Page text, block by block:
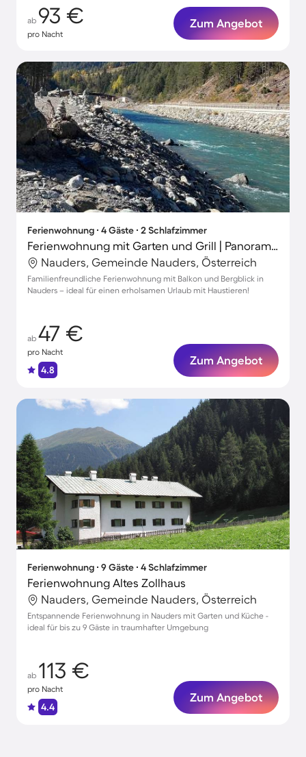
ab 93 €
pro Nacht
Zum Angebot
Ferienwohnung ∙ 4 Gäste ∙ 2 Schlafzimmer
Ferienwohnung mit Garten und Grill | Panoramablick
Nauders, Gemeinde Nauders, Österreich
Familienfreundliche Ferienwohnung mit Balkon und Bergblick in
Nauders – ideal für einen erholsamen Urlaub mit Haustieren!
ab 47 €
pro Nacht
4.8
Zum Angebot
Ferienwohnung ∙ 9 Gäste ∙ 4 Schlafzimmer
Ferienwohnung Altes Zollhaus
Nauders, Gemeinde Nauders, Österreich
Entspannende Ferienwohnung in Nauders mit Garten und Küche -
ideal für bis zu 9 Gäste in traumhafter Umgebung
ab 113 €
pro Nacht
4.4
Zum Angebot